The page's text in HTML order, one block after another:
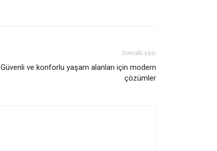
Sonraki yazı
Güvenli ve konforlu yaşam alanları için modern
çözümler